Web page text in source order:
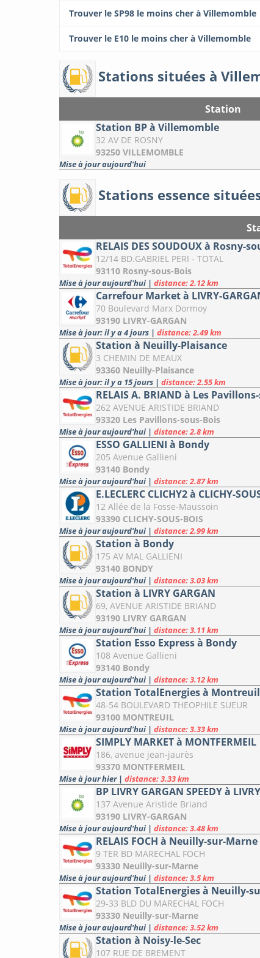
Trouver le SP98 le moins cher à Villemomble
Trouver le E10 le moins cher à Villemomble
Stations situées à
Station
Station BP à Villemomble
32 AV DE ROSNY
93250 VILLEMOMBLE
Mise à jour aujourd'hui
Stations essence
RELAIS DES SOUDOUX à Rosny-
12/14 BD.GABRIEL PERI - TOTAL
93110 Rosny-sous-Bois
Mise à jour aujourd'hui | distance: 2.12 km
Carrefour Market à LIVRY-
70 Boulevard Marx Dormoy
93190 LIVRY-GARGAN
Mise à jour: il y a 4 jours | distance: 2.49 km
Station à Neuilly-Plaisance
3 CHEMIN DE MEAUX
93360 Neuilly-Plaisance
Mise à jour: il y a 15 jours | distance: 2.55 km
RELAIS A. BRIAND à Les
262 AVENUE ARISTIDE BRIAND
93320 Les Pavillons-sous-Bois
Mise à jour aujourd'hui | distance: 2.8 km
ESSO GALLIENI à Bondy
205 Avenue Gallieni
93140 Bondy
Mise à jour aujourd'hui | distance: 2.87 km
E.LECLERC CLICHY2 à CLICHY-
12 Allée de la Fosse-Maussoin
93390 CLICHY-SOUS-BOIS
Mise à jour aujourd'hui | distance: 2.99 km
Station à Bondy
175 AV MAL GALLIENI
93140 BONDY
Mise à jour aujourd'hui | distance: 3.03 km
Station à LIVRY GARGAN
69, AVENUE ARISTIDE BRIAND
93190 LIVRY GARGAN
Mise à jour aujourd'hui | distance: 3.11 km
Station Esso Express à Bondy
108 Avenue Gallieni
93140 Bondy
Mise à jour aujourd'hui | distance: 3.12 km
Station TotalEnergies à Montreuil
48-54 BOULEVARD THEOPHILE SUEUR
93100 MONTREUIL
Mise à jour aujourd'hui | distance: 3.33 km
SIMPLY MARKET à MONTFERMEIL
186, avenue jean-jaurès
93370 MONTFERMEIL
Mise à jour hier | distance: 3.33 km
BP LIVRY GARGAN SPEEDY à
137 Avenue Aristide Briand
93190 LIVRY-GARGAN
Mise à jour aujourd'hui | distance: 3.48 km
RELAIS FOCH à Neuilly-sur-Marne
9 TER BD MARECHAL FOCH
93330 Neuilly-sur-Marne
Mise à jour aujourd'hui | distance: 3.5 km
Station TotalEnergies à Neuilly-
29-33 BLD DU MARECHAL FOCH
93330 Neuilly-sur-Marne
Mise à jour aujourd'hui | distance: 3.52 km
Station à Noisy-le-Sec
107 RUE DE BREMENT